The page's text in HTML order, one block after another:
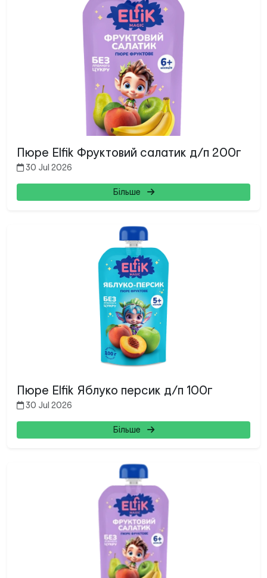
Пюре Elfik Фруктовий салатик д/п 200г
30 Jul 2026
Більше
Пюре Elfik Яблуко персик д/п 100г
30 Jul 2026
Більше